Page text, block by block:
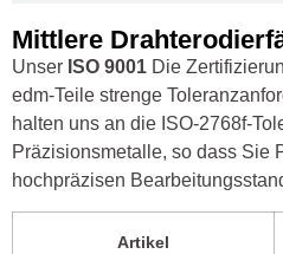
Mittlere
Unser ISO 9001 Die
edm-Teile strenge
halten uns an die ISO-2768f-
Präzisionsmetalle, so dass Sie
hochpräzisen
Artikel